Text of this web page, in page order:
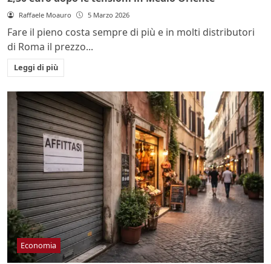
Raffaele Moauro 5 Marzo 2026
Fare il pieno costa sempre di più e in molti distributori
di Roma il prezzo...
Leggi di più
Economia